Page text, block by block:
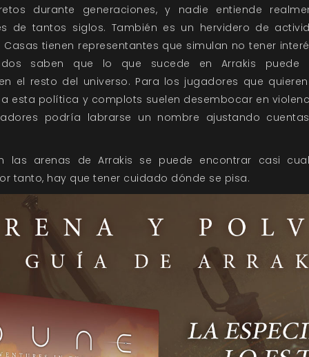
durante generaciones, y nadie entiende
de tantos siglos. También es un hervidero de
tienen representantes que simulan no tener
saben que lo que sucede en Arrakis puede
el resto del universo. Para los jugadores que
esta política y complots suelen desembocar en
podría labrarse un nombre ajustando
las arenas de Arrakis se puede encontrar casi
tanto, hay que tener cuidado dónde se pisa.